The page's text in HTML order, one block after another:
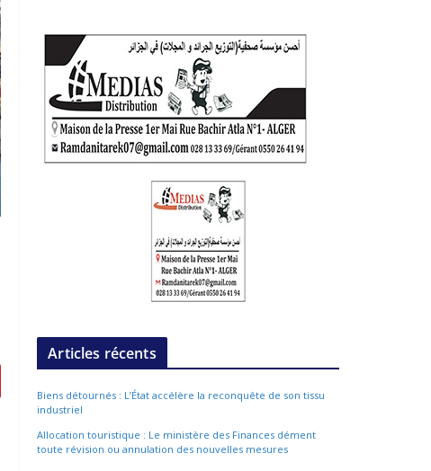
Articles récents
Biens détournés : L’État accélère la reconquête de son tissu
industriel
Allocation touristique : Le ministère des Finances dément
toute révision ou annulation des nouvelles mesures